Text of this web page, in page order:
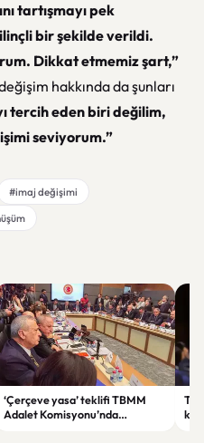
tartışmayı pek
bir şekilde verildi.
Dikkat etmemiz şart,”
hakkında da şunları
tercih eden biri değilim,
seviyorum.”
#imaj değişimi
‘Çerçeve yasa’ teklifi TBMM
Adalet Komisyonu’nda